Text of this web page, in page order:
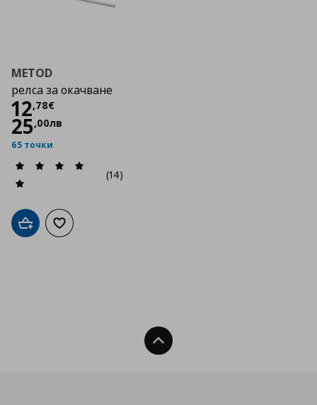
METOD
релса за окачване
12,78€
Цена
25,00лв
65 точки
(14)
Добави в кошницата
Добави към списъка с любими
Нагоре